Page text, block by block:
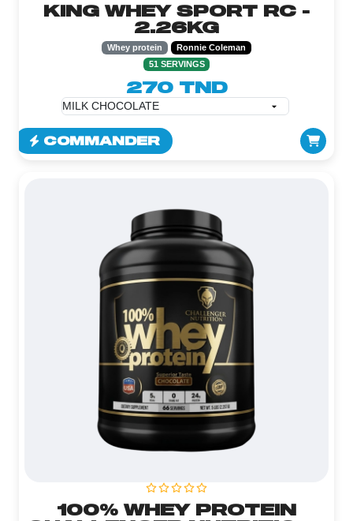
KING WHEY SPORT RC -
2.26KG
Whey protein
Ronnie Coleman
51 SERVINGS
270 TND
COMMANDER
100% WHEY PROTEIN